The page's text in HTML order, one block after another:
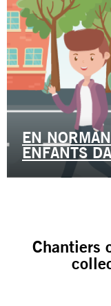
EN
ENFANTS
Chantiers